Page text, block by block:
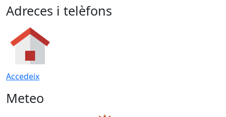
Adreces i telèfons
Accedeix
Meteo